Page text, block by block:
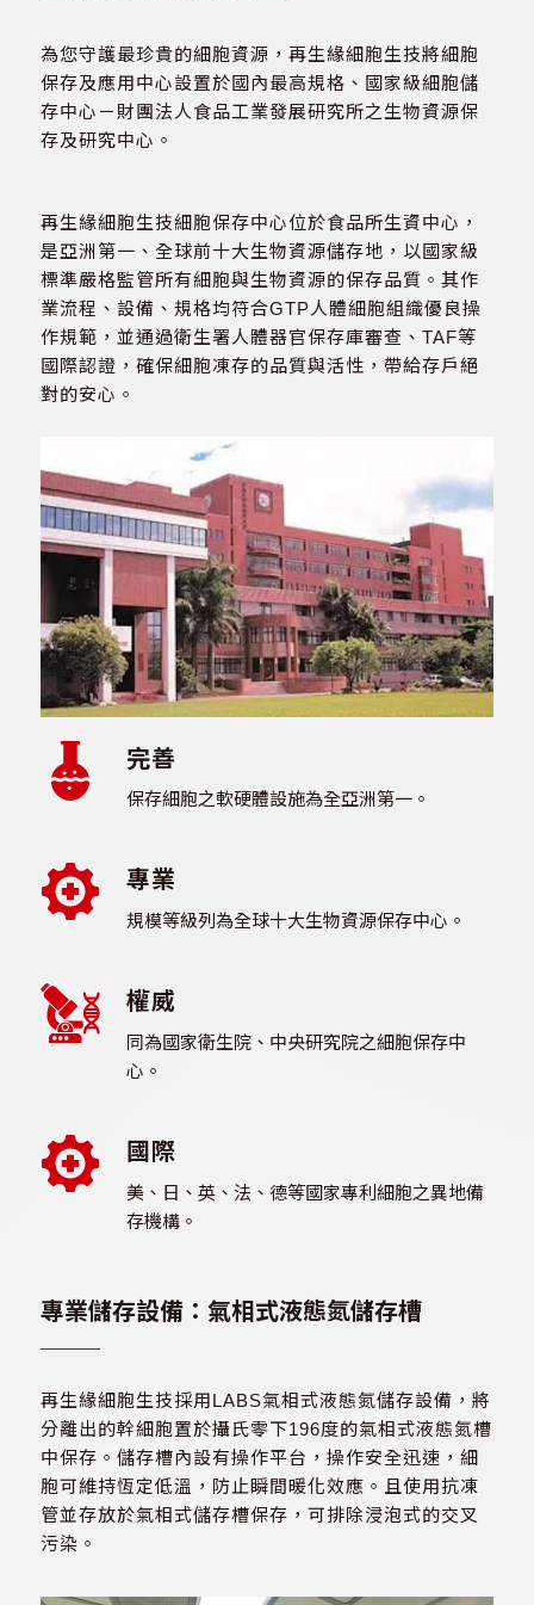
為您守護最珍貴的細胞資源，再生緣細胞生技將細胞
保存及應用中心設置於國內最高規格、國家級細胞儲
存中心－財團法人食品工業發展研究所之生物資源保
存及研究中心。
再生緣細胞生技細胞保存中心位於食品所生資中心，
是亞洲第一、全球前十大生物資源儲存地，以國家級
標準嚴格監管所有細胞與生物資源的保存品質。其作
業流程、設備、規格均符合GTP人體細胞組織優良操
作規範，並通過衛生署人體器官保存庫審查、TAF等
國際認證，確保細胞凍存的品質與活性，帶給存戶絕
對的安心。
完善
保存細胞之軟硬體設施為全亞洲第一。
專業
規模等級列為全球十大生物資源保存中心。
權威
同為國家衛生院、中央研究院之細胞保存中
心。
國際
美、日、英、法、德等國家專利細胞之異地備
存機構。
專業儲存設備：氣相式液態氮儲存槽
再生緣細胞生技採用LABS氣相式液態氮儲存設備，將
分離出的幹細胞置於攝氏零下196度的氣相式液態氮槽
中保存。儲存槽內設有操作平台，操作安全迅速，細
胞可維持恆定低溫，防止瞬間暖化效應。且使用抗凍
管並存放於氣相式儲存槽保存，可排除浸泡式的交叉
污染。